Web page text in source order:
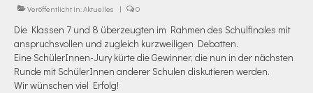
Veröffentlicht in:Aktuelles | 0
Die Klassen 7 und 8 überzeugten im Rahmen des Schulfinales mit
anspruchsvollen und zugleich kurzweiligen Debatten.
Eine SchülerInnen-Jury kürte die Gewinner, die nun in der nächsten
Runde mit SchülerInnen anderer Schulen diskutieren werden.
Wir wünschen viel Erfolg!